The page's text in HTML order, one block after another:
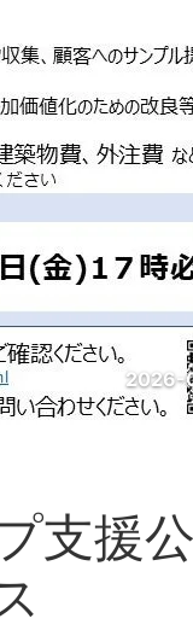
2026-
支援